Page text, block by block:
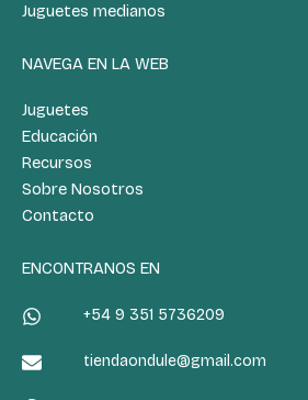
Juguetes medianos
NAVEGA EN LA WEB
Juguetes
Educación
Recursos
Sobre Nosotros
Contacto
ENCONTRANOS EN
+54 9 351 5736209
tiendaondule@gmail.com